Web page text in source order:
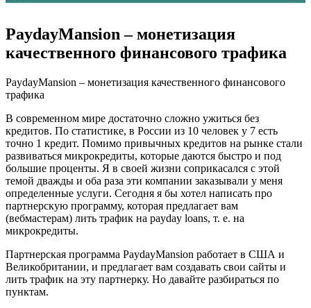
PaydayMansion – монетизация
качественного финансового трафика
PaydayMansion – монетизация качественного финансового
трафика
В современном мире достаточно сложно ужиться без
кредитов. По статистике, в России из 10 человек у 7 есть
точно 1 кредит. Помимо привычных кредитов на рынке стали
развиваться микрокредиты, которые даются быстро и под
большие проценты. Я в своей жизни соприкасался с этой
темой дважды и оба раза эти компании заказывали у меня
определенные услуги. Сегодня я бы хотел написать про
партнерскую программу, которая предлагает вам
(вебмастерам) лить трафик на payday loans, т. е. на
микрокредиты.
Партнерская программа PaydayMansion работает в США и
Великобритании, и предлагает вам создавать свои сайты и
лить трафик на эту партнерку. Но давайте разбираться по
пунктам.